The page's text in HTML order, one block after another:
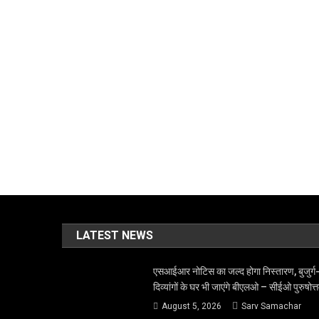
LATEST NEWS
एसआईआर नोटिस का जल्द होगा निस्तारण, बुजुर्ग-
दिव्यांगों के घर भी जाएंगे बीएलओ – सीईओ
August 5, 2026 Sarv Samachar